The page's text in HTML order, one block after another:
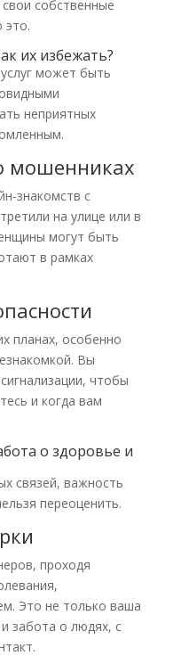
собственные
это.
их избежать?
может быть
неприятных
мошенниках
знакомств с
на улице или в
могут быть
в рамках
планах, особенно
Вы
чтобы
и когда вам
о здоровье и
связей, важность
переоценить.
проходя
Это не только ваша
забота о людях, с